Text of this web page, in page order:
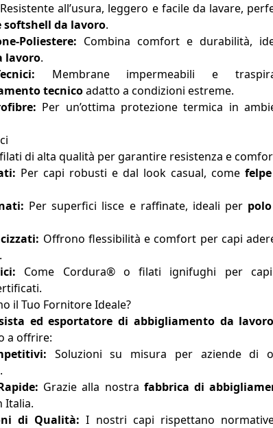
Resistente all’usura, leggero e facile da lavare,
softshell da lavoro.
Poliestere: Combina comfort e durabilità,
lavoro.
Membrane impermeabili e
tecnicoadatto a condizioni estreme.
Per un’ottima protezione termica in
di alta qualità per garantire resistenza e
Per capi robusti e dal look casual, come
Per superfici lisce e raffinate, ideali per
Offrono flessibilità e comfort per capi
Come Cordura® o filati ignifughi per
il Tuo Fornitore Ideale?
ed esportatore di abbigliamento da lavoro
a offrire:
Soluzioni su misura per aziende di
Grazie alla nostra fabbrica di
Italia.
di Qualità: I nostri capi rispettano